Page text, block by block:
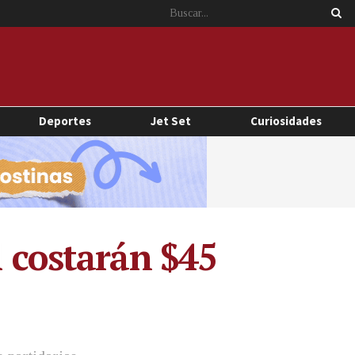
Deportes Jet Set Curiosidades
costarán $45